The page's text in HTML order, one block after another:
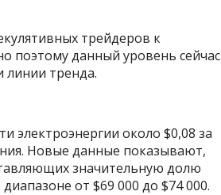
трейдеров к
поэтому данный уровень сейчас
линии тренда.
электроэнергии около $0,08 за
Новые данные показывают,
значительную долю
от $69 000 до $74 000.